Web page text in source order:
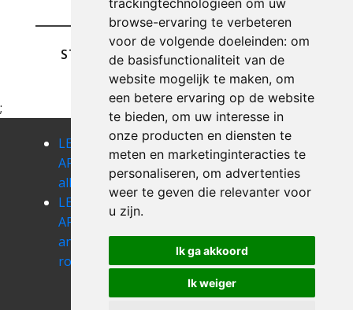
trackingtechnologieën om uw
browse-ervaring te verbeteren
voor de volgende doeleinden: om
de basisfunctionaliteit van de
website mogelijk te maken, om
een betere ervaring op de website
te bieden, om uw interesse in
onze producten en diensten te
meten en marketinginteracties te
personaliseren, om advertenties
weer te geven die relevanter voor
u zijn.
Ik ga akkoord
Ik weiger
STUREN
;
LEEGMAKEN
APPARTEMENT
alle
LEEGMAKEN
APPARTEMENT
andenne
LEEGMAKEN
APPARTEMENT
anhee
LEEGMAKEN
APPARTEMENT
annevoie-
rouillon
LEEGMAKEN
anseremme
LEEGMAKEN
anthee
LEEGMAKEN
APPARTEMENT
arbre
LEEGMAKEN
APPARTEMENT
arsimont